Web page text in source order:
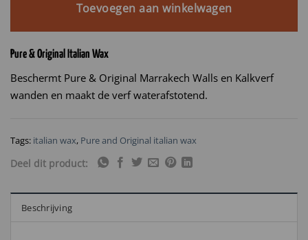
Toevoegen aan winkelwagen
Pure & Original Italian Wax
Beschermt Pure & Original Marrakech Walls en Kalkverf
wanden en maakt de verf waterafstotend.
Tags: italian wax, Pure and Original italian wax
Deel dit product:
Beschrijving